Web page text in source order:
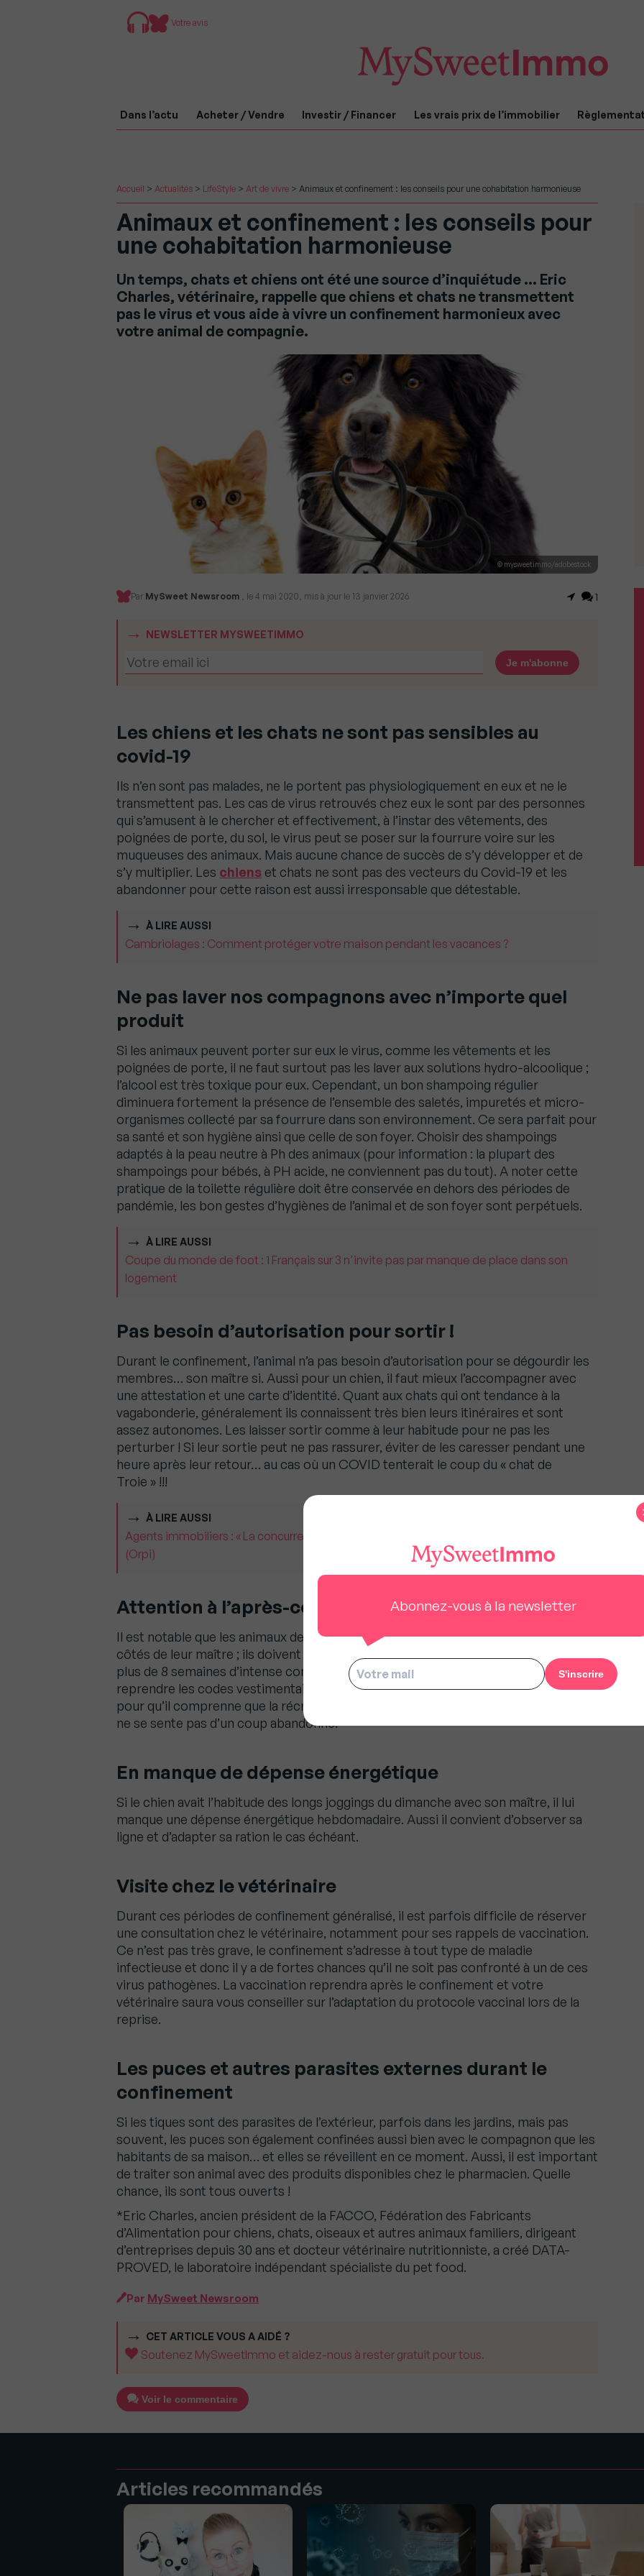
Votre avis
Dans l’actu Acheter / Vendre Investir / Financer Les vrais prix de l’immobilier
Accueil > Actualités > LifeStyle > Art de vivre > Animaux et confinement : les conseils pour une cohabitation harmonieuse
Animaux et confinement : les conseils pour
une cohabitation harmonieuse
Un temps, chats et chiens ont été une source d’inquiétude … Eric
Charles, vétérinaire, rappelle que chiens et chats ne transmettent
pas le virus et vous aide à vivre un confinement harmonieux avec
votre animal de compagnie.
© mysweetimmo/adobestock
Par MySweet Newsroom , le 4 mai 2020, mis à jour le 13 janvier 2026 1
NEWSLETTER MYSWEETIMMO
Les chiens et les chats ne sont pas sensibles au
covid-19
Ils n’en sont pas malades, ne le portent pas physiologiquement en eux et ne le
transmettent pas. Les cas de virus retrouvés chez eux le sont par des personnes
qui s’amusent à le chercher et effectivement, à l’instar des vêtements, des
poignées de porte, du sol, le virus peut se poser sur la fourrure voire sur les
muqueuses des animaux. Mais aucune chance de succès de s’y développer et de
s’y multiplier. Les chiens et chats ne sont pas des vecteurs du Covid-19 et les
abandonner pour cette raison est aussi irresponsable que détestable.
À LIRE AUSSI
Cambriolages : Comment protéger votre maison pendant les vacances ?
Ne pas laver nos compagnons avec n’importe quel
produit
Si les animaux peuvent porter sur eux le virus, comme les vêtements et les
poignées de porte, il ne faut surtout pas les laver aux solutions hydro-alcoolique ;
l’alcool est très toxique pour eux. Cependant, un bon shampoing régulier
diminuera fortement la présence de l’ensemble des saletés, impuretés et micro-
organismes collecté par sa fourrure dans son environnement. Ce sera parfait pour
sa santé et son hygiène ainsi que celle de son foyer. Choisir des shampoings
adaptés à la peau neutre à Ph des animaux (pour information : la plupart des
shampoings pour bébés, à PH acide, ne conviennent pas du tout). A noter cette
pratique de la toilette régulière doit être conservée en dehors des périodes de
pandémie, les bon gestes d’hygiènes de l’animal et de son foyer sont perpétuels.
À LIRE AUSSI
Coupe du monde de foot : 1 Français sur 3 n'invite pas par manque de place dans son
logement
Pas besoin d’autorisation pour sortir !
Durant le confinement, l’animal n’a pas besoin d’autorisation pour se dégourdir les
membres… son maître si. Aussi pour un chien, il faut mieux l’accompagner avec
une attestation et une carte d’identité. Quant aux chats qui ont tendance à la
vagabonderie, généralement ils connaissent très bien leurs itinéraires et sont
assez autonomes. Les laisser sortir comme à leur habitude pour ne pas les
perturber ! Si leur sortie peut ne pas rassurer, éviter de les caresser pendant une
heure après leur retour… au cas où un COVID tenterait le coup du « chat de
Troie » !!!
À LIRE AUSSI
Agents immobiliers : « La concurrence nous oblige à être meilleurs », Guillaume Martinaud
(Orpi)
Attention à l’après-confinement
Il est notable que les animaux de compagnie souffrent très peu d’être H24 aux
côtés de leur maître ; ils doivent même s’en réjouir. Attention à la reprise, après
plus de 8 semaines d’intense contact, il est important de prendre soin de bien
reprendre les codes vestimentaires et comportementaux en période d’activité
pour qu’il comprenne que la récrée est finie et que tout redevient comme avant et
ne se sente pas d’un coup abandonné.
En manque de dépense énergétique
Si le chien avait l’habitude des longs joggings du dimanche avec son maître, il lui
manque une dépense énergétique hebdomadaire. Aussi il convient d’observer sa
ligne et d’adapter sa ration le cas échéant.
Visite chez le vétérinaire
Durant ces périodes de confinement généralisé, il est parfois difficile de réserver
une consultation chez le vétérinaire, notamment pour ses rappels de vaccination.
Ce n’est pas très grave, le confinement s’adresse à tout type de maladie
infectieuse et donc il y a de fortes chances qu’il ne soit pas confronté à un de ces
virus pathogènes. La vaccination reprendra après le confinement et votre
vétérinaire saura vous conseiller sur l’adaptation du protocole vaccinal lors de la
reprise.
Les puces et autres parasites externes durant le
confinement
Si les tiques sont des parasites de l’extérieur, parfois dans les jardins, mais pas
souvent, les puces son également confinées aussi bien avec le compagnon que les
habitants de sa maison… et elles se réveillent en ce moment. Aussi, il est important
de traiter son animal avec des produits disponibles chez le pharmacien. Quelle
chance, ils sont tous ouverts !
*Eric Charles, ancien président de la FACCO, Fédération des Fabricants
d’Alimentation pour chiens, chats, oiseaux et autres animaux familiers, dirigeant
d’entreprises depuis 30 ans et docteur vétérinaire nutritionniste, a créé DATA-
PROVED, le laboratoire indépendant spécialiste du pet food.
Par MySweet Newsroom
CET ARTICLE VOUS A AIDÉ ?
Soutenez MySweetImmo et aidez-nous à rester gratuit pour tous.
Voir le commentaire
Articles recommandés
Abonnez-vous à la newsletter